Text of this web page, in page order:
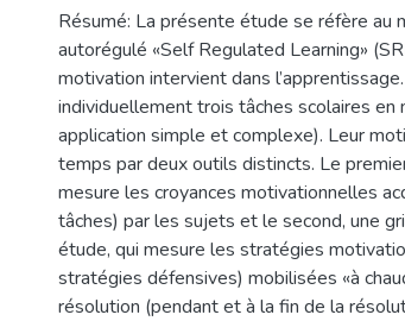
Résumé: La présente étude se réfère au
autorégulé «Self Regulated Learning»
motivation intervient dans
individuellement trois tâches scolaires en
application simple et complexe). Leur
temps par deux outils distincts. Le
mesure les croyances motivationnelles
tâches) par les sujets et le second, une
étude, qui mesure les stratégies
stratégies défensives) mobilisées «à
résolution (pendant et à la fin de la